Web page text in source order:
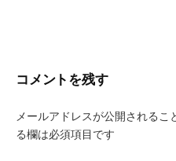
ゲ
ー
シ
コメントを残す
メールアドレスが公開されるこ
る欄は必須項目です